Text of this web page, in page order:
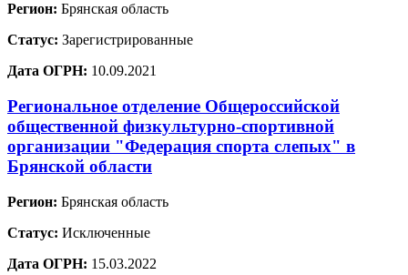
Регион: Брянская область
Статус: Зарегистрированные
Дата ОГРН: 10.09.2021
Региональное отделение Общероссийской
общественной физкультурно-спортивной
организации "Федерация спорта слепых" в
Брянской области
Регион: Брянская область
Статус: Исключенные
Дата ОГРН: 15.03.2022